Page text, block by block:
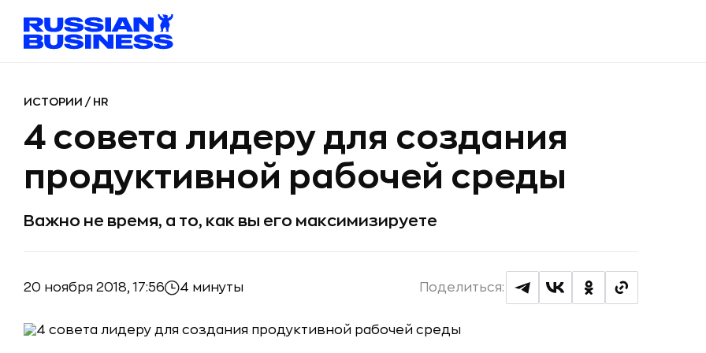
ИСТОРИИ / HR
4 совета лидеру для создания
продуктивной рабочей среды
Важно не время, а то, как вы его максимизируете
20 ноября 2018, 17:56 4 минуты Поделиться: